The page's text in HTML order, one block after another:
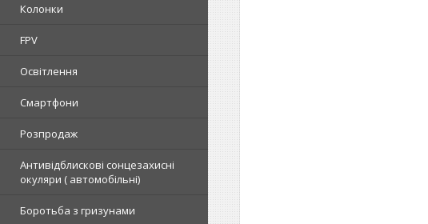
Колонки
FPV
Освітлення
Смартфони
Розпродаж
Антивідблискові сонцезахисні
окуляри ( автомобільні)
Боротьба з гризунами